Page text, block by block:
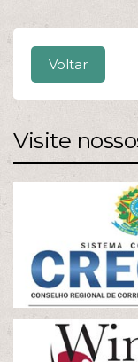
Voltar
Visite